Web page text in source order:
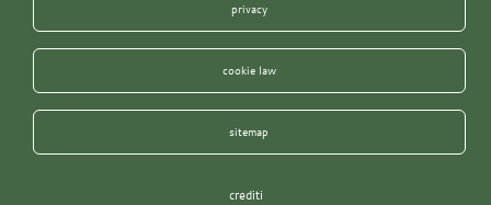
privacy
cookie law
sitemap
crediti